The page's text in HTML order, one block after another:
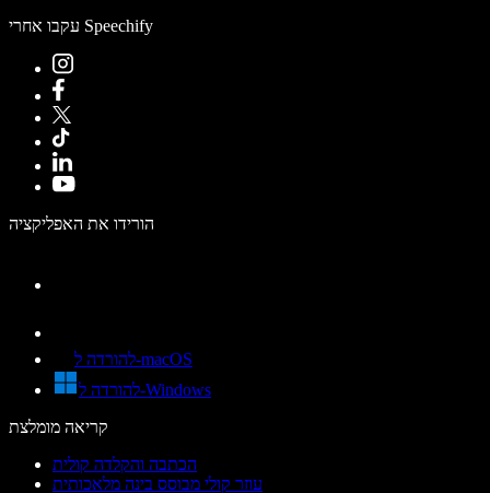
עקבו אחרי Speechify
הורידו את האפליקציה
להורדה ל-macOS
להורדה ל-Windows
קריאה מומלצת
הכתבה והקלדה קולית
עוזר קולי מבוסס בינה מלאכותית